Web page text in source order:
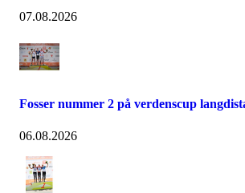
07.08.2026
Fosser nummer 2 på verdenscup
06.08.2026